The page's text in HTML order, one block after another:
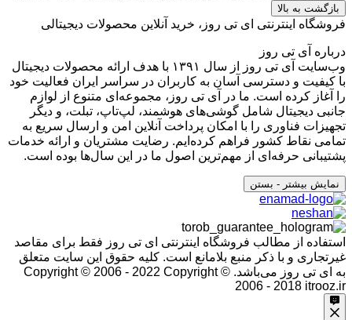
بازگشت به بالا
فروشگاه اینترنتی ای تی روز، خرید آنلاین محصولات دیجیتالی
درباره آی تی روز
وب‌سایت آی تی روز از سال ۱۳۹۱ با هدف ارائه محصولات دیجیتال
با کیفیت و دسترسی آسان به کاربران در سراسر ایران فعالیت خود
را آغاز کرده است. ما در آی تی روز، مجموعه‌ای متنوع از لوازم
جانبی دیجیتال شامل گوشی‌های هوشمند، لپ‌تاپ، تبلت، و دیگر
تجهیزات فناوری را با امکان پرداخت آنلاین امن و ارسال سریع به
تمامی نقاط کشور فراهم کرده‌ایم. رضایت مشتریان و ارائه خدمات
پشتیبانی حرفه‌ای از مهم‌ترین اصول ما در این سال‌ها بوده است.
نمایش بیشتر - بستن
استفاده از مطالب فروشگاه اینترنتی ای تی روز فقط برای مقاصد
غیرتجاری و با ذکر منبع بلامانع است. کلیه حقوق این سایت متعلق
به ای تی روز می‌باشد. Copyright © 2006 - 2022 Copyright ©
2006 - 2018 itrooz.ir